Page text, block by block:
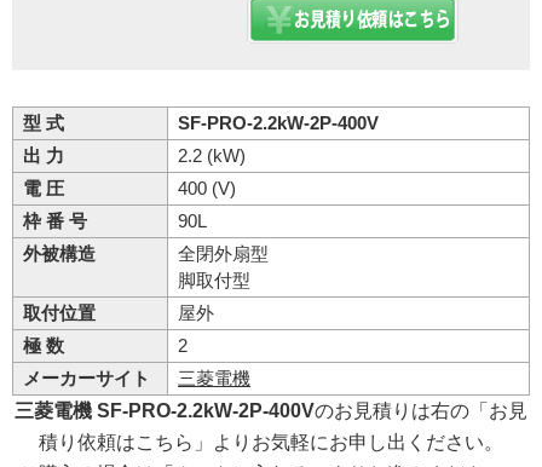
型 式
SF-PRO-2.2kW-2P-400V
出 力
2.2 (kW)
電 圧
400 (V)
枠 番 号
90L
外被構造
全閉外扇型
脚取付型
取付位置
屋外
極 数
2
メーカーサイト
三菱電機
三菱電機 SF-PRO-2.2kW-2P-400Vのお見積りは右の「お見
積り依頼はこちら」よりお気軽にお申し出ください。